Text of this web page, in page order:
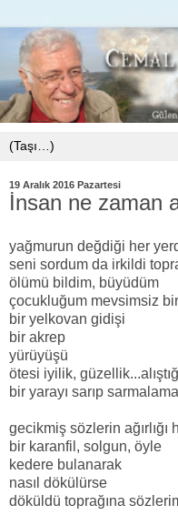
19 Aralık 2016 Pazartesi
İnsan ne zaman
yağmurun değdiği her
seni sordum da irkildi
ölümü bildim, büyüdüm
çocukluğum mevsimsiz
bir yelkovan gidişi
bir akrep
yürüyüşü
ötesi iyilik,
bir yarayı sarıp
gecikmiş sözlerin ağırlığı
bir karanfil, solgun, öyle
kedere bulanarak
nasıl dökülürse
döküldü toprağına